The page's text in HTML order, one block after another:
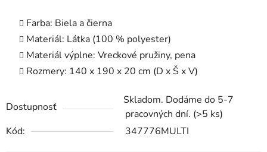
Farba: Biela a čierna
Materiál: Látka (100 % polyester)
Materiál výplne: Vreckové pružiny, pena
Rozmery: 140 x 190 x 20 cm (D x Š x V)
Dostupnosť
Skladom. Dodáme do 5-7
pracovných dní. (>5 ks)
Kód:
347776MULTI